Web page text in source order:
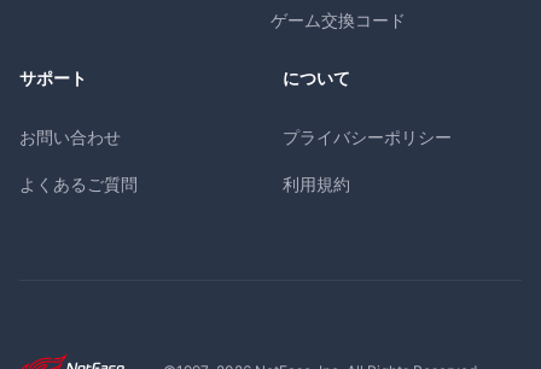
ゲーム交換コード
サポート
お問い合わせ
よくあるご質問
について
プライバシーポリシー
利用規約